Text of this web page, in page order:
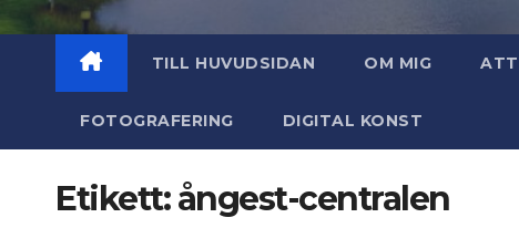
TILL HUVUDSIDAN OM MIG ATT
FOTOGRAFERING DIGITAL KONST
Etikett:ångest-centralen